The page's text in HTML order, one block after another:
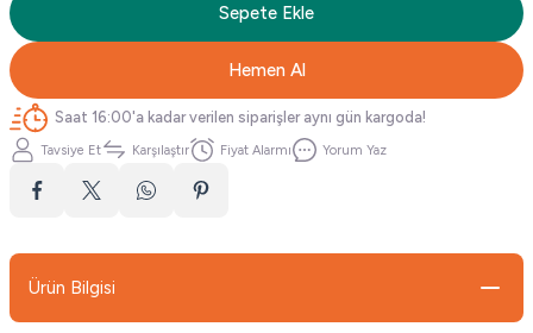
Sepete Ekle
Hemen Al
Saat 16:00'a kadar verilen siparişler aynı gün kargoda!
Tavsiye Et Karşılaştır Fiyat Alarmı Yorum Yaz
Ürün Bilgisi